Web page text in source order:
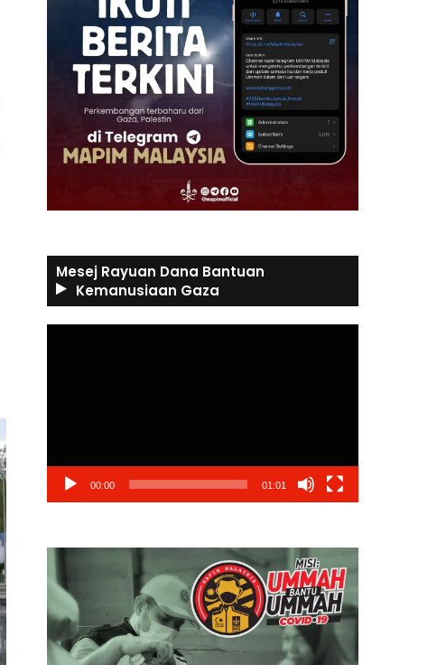
Mesej Rayuan Dana Bantuan
Kemanusiaan Gaza
00:00 01:01